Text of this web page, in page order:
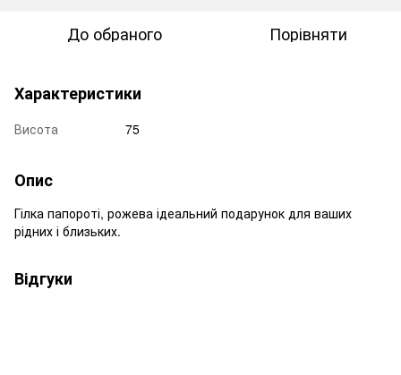
До обраного Порівняти
Характеристики
Висота 75
Опис
Гілка папороті, рожева ідеальний подарунок для ваших
рідних і близьких.
Відгуки